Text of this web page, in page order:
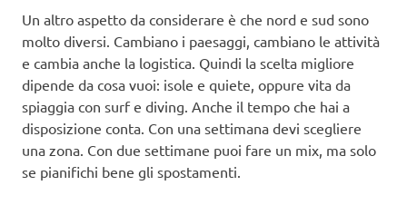
Un altro aspetto da considerare è che nord e sud sono
molto diversi. Cambiano i paesaggi, cambiano le attività
e cambia anche la logistica. Quindi la scelta migliore
dipende da cosa vuoi: isole e quiete, oppure vita da
spiaggia con surf e diving. Anche il tempo che hai a
disposizione conta. Con una settimana devi scegliere
una zona. Con due settimane puoi fare un mix, ma solo
se pianifichi bene gli spostamenti.